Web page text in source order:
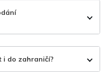
i do zahraničí?